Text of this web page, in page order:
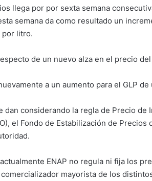
llega por por sexta semana
semana da como resultado un
por litro.
de un nuevo alza en el precio
a un aumento para el GLP
dan considerando la regla de Precio
el Fondo de Estabilización de Precios
ENAP no regula ni fija los
mayorista de los